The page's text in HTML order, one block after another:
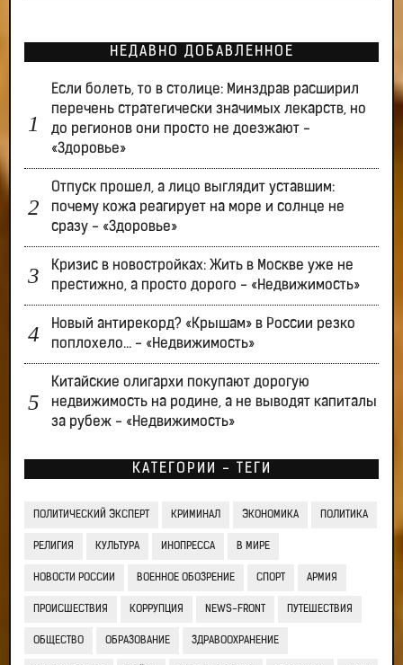
НЕДАВНО ДОБАВЛЕННОЕ
Если болеть, то в столице: Минздрав расширил
перечень стратегически значимых лекарств, но
до регионов они просто не доезжают -
«Здоровье»
Отпуск прошел, а лицо выглядит уставшим:
почему кожа реагирует на море и солнце не
сразу - «Здоровье»
Кризис в новостройках: Жить в Москве уже не
престижно, а просто дорого - «Недвижимость»
Новый антирекорд? «Крышам» в России резко
поплохело… - «Недвижимость»
Китайские олигархи покупают дорогую
недвижимость на родине, а не выводят капиталы
за рубеж - «Недвижимость»
КАТЕГОРИИ - ТЕГИ
ПОЛИТИЧЕСКИЙ ЭКСПЕРТ КРИМИНАЛ ЭКОНОМИКА ПОЛИТИКА
РЕЛИГИЯ КУЛЬТУРА ИНОПРЕССА В МИРЕ
НОВОСТИ РОССИИ ВОЕННОЕ ОБОЗРЕНИЕ СПОРТ АРМИЯ
ПРОИСШЕСТВИЯ КОРРУПЦИЯ NEWS-FRONT ПУТЕШЕСТВИЯ
ОБЩЕСТВО ОБРАЗОВАНИЕ ЗДРАВООХРАНЕНИЕ